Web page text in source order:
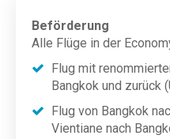
Beförderung
Alle Flüge in der
Flug mit
Bangkok und zurück
Flug von Bangkok
Vientiane nach